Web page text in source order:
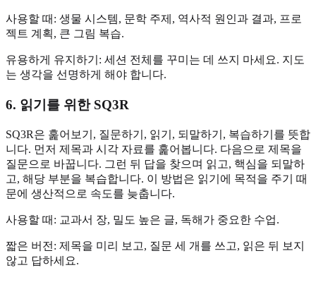
사용할 때: 생물 시스템, 문학 주제, 역사적 원인과 결과, 프로
젝트 계획, 큰 그림 복습.
유용하게 유지하기: 세션 전체를 꾸미는 데 쓰지 마세요. 지도
는 생각을 선명하게 해야 합니다.
6. 읽기를 위한 SQ3R
SQ3R은 훑어보기, 질문하기, 읽기, 되말하기, 복습하기를 뜻합
니다. 먼저 제목과 시각 자료를 훑어봅니다. 다음으로 제목을
질문으로 바꿉니다. 그런 뒤 답을 찾으며 읽고, 핵심을 되말하
고, 해당 부분을 복습합니다. 이 방법은 읽기에 목적을 주기 때
문에 생산적으로 속도를 늦춥니다.
사용할 때: 교과서 장, 밀도 높은 글, 독해가 중요한 수업.
짧은 버전: 제목을 미리 보고, 질문 세 개를 쓰고, 읽은 뒤 보지
않고 답하세요.